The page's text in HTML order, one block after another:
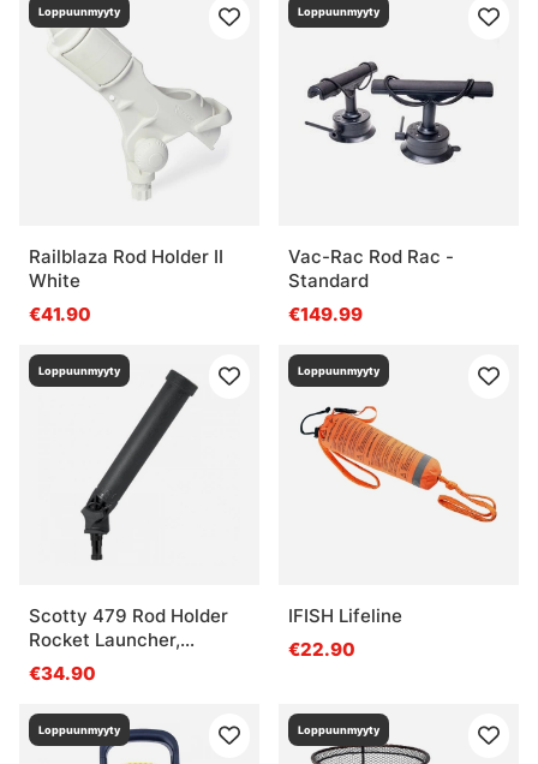
Loppuunmyyty
Railblaza Rod Holder II
White
€41.90
Loppuunmyyty
Vac-Rac Rod Rac -
Standard
€149.99
Loppuunmyyty
Scotty 479 Rod Holder
Rocket Launcher,
Without Mount
€34.90
Loppuunmyyty
IFISH Lifeline
€22.90
Loppuunmyyty Loppuunmyyty